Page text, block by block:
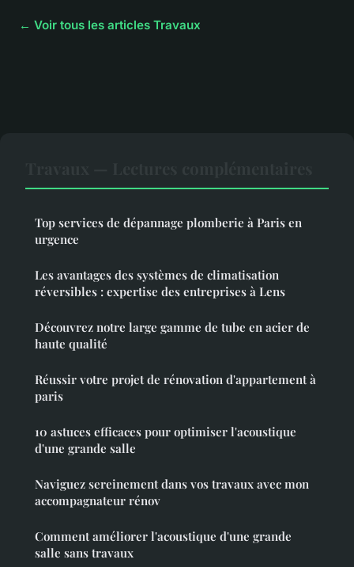
← Voir tous les articles Travaux
Top services de dépannage plomberie à Paris en
urgence
Les avantages des systèmes de climatisation
réversibles : expertise des entreprises à Lens
Découvrez notre large gamme de tube en acier de
haute qualité
Réussir votre projet de rénovation d'appartement à
paris
10 astuces efficaces pour optimiser l'acoustique
d'une grande salle
Naviguez sereinement dans vos travaux avec mon
accompagnateur rénov
Comment améliorer l'acoustique d'une grande
salle sans travaux